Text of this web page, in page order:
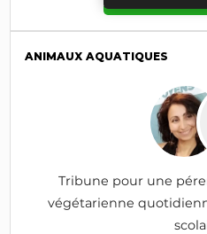
ANIMAUX AQUATIQUES
Tribune pour une
végétarienne